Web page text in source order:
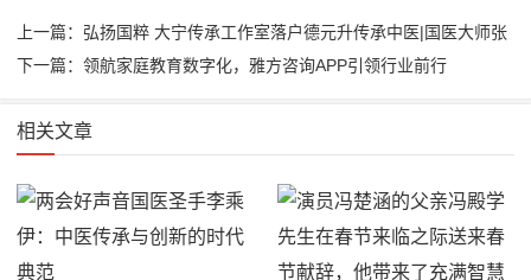
上一篇：弘扬国粹 大宁传承工作室落户德元升传承中医|国医大师张
下一篇：领航家庭教育数字化，雅方咨询APP引领行业前行
相关文章